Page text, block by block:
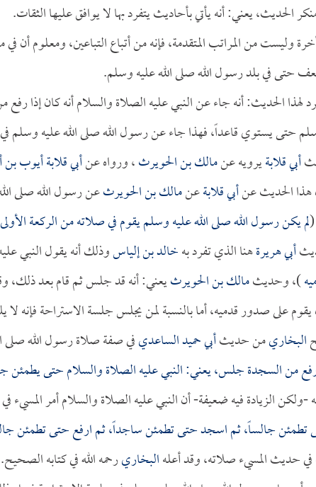
الحديث، يعني: أنه يأتي بأحاديث يتفرد بها لا يوافق عليها الثقات.
وليست من المراتب المتقدمة، فإنه من أتباع التباعين، ومعلوم أن في
حتى في بلد رسول الله صلى الله عليه وسلم.
الحديث: أنه جاء عن النبي عليه الصلاة والسلام أنه كان إذا رفع
حتى يستوي قاعداً، فهذا جاء عن رسول الله صلى الله عليه وسلم
أبي قلابةيرويه عنمالك بن الحويرث، ورواه عنأبي قلابةأيوب بن
هذا الحديث عنأبي قلابةعنمالك بن الحويرثعن رسول الله صلى
:لم يكن رسول الله صلى الله عليه وسلم يقوم في صلاته من الركعة
أبي هريرةهنا الذي تفرد بهخالد بن إلياسوذلك أنه يقول النبي
)، وحديثمالك بن الحويرثيعني: أنه قد جلس ثم قام بعد ذلك،
يقوم على صدور قدميه، أما بالنسبة لمن يجلس جلسة الاستراحة فإنه
البخاريمن حديثأبي حميد الساعديفي صفة صلاة رسول الله صلى
رفع من السجدة جلس، يعني: النبي عليه الصلاة والسلام حتى يطمئن
الزيادة فيه ضعيفة- أن النبي عليه الصلاة والسلام أمر المسيء
تطمئن جالساً، ثم اسجد حتى تطمئن ساجداً، ثم ارفع حتى تطمئن
حديث المسيء صلاته، وقد أعلهالبخاريرحمه الله في كتابه الصحيح.